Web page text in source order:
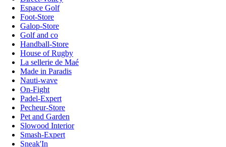
Espace Golf
Foot-Store
Galop-Store
Golf and co
Handball-Store
House of Rugby
La sellerie de Maé
Made in Paradis
Nauti-wave
On-Fight
Padel-Expert
Pecheur-Store
Pet and Garden
Slowood Interior
Smash-Expert
Sneak'In